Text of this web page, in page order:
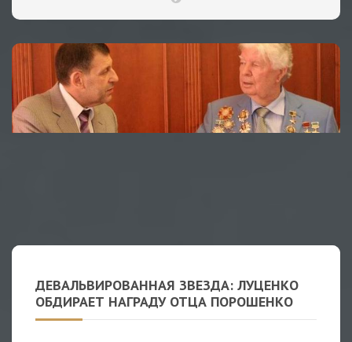
ДЕВАЛЬВИРОВАННАЯ ЗВЕЗДА: ЛУЦЕНКО
ОБДИРАЕТ НАГРАДУ ОТЦА ПОРОШЕНКО